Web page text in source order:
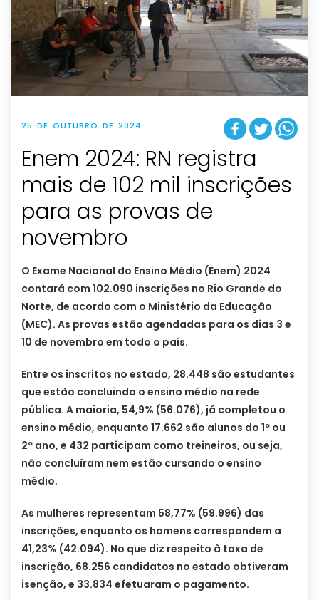
25 DE OUTUBRO DE 2024
Enem 2024: RN registra
mais de 102 mil inscrições
para as provas de
novembro
O Exame Nacional do Ensino Médio (Enem) 2024
contará com 102.090 inscrições no Rio Grande do
Norte, de acordo com o Ministério da Educação
(MEC). As provas estão agendadas para os dias 3 e
10 de novembro em todo o país.
Entre os inscritos no estado, 28.448 são estudantes
que estão concluindo o ensino médio na rede
pública. A maioria, 54,9% (56.076), já completou o
ensino médio, enquanto 17.662 são alunos do 1º ou
2º ano, e 432 participam como treineiros, ou seja,
não concluíram nem estão cursando o ensino
médio.
As mulheres representam 58,77% (59.996) das
inscrições, enquanto os homens correspondem a
41,23% (42.094). No que diz respeito à taxa de
inscrição, 68.256 candidatos no estado obtiveram
isenção, e 33.834 efetuaram o pagamento.